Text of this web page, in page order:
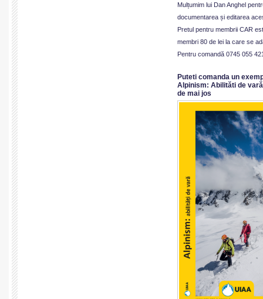
Mulțumim lui Dan Anghel
documentarea și editarea
Pretul pentru membrii CAR
membri 80 de lei la care se
Pentru comandă 0745 055
Puteti comanda un
Alpinism: Abilităti de
de mai jos